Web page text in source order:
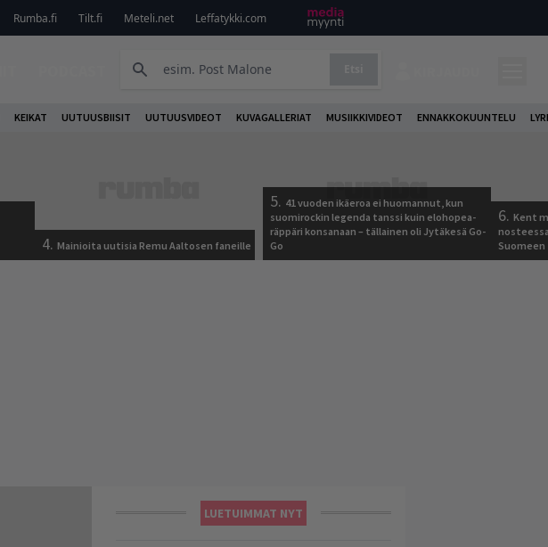
Rumba.fi Tilt.fi Meteli.net Leffatykki.com
KEIKAT UUTUUSBIISIT UUTUUSVIDEOT KUVAGALLERIAT MUSIIKKIVIDEOT ENNAKKOKUUNTELU
4. Mainioita uutisia Remu Aaltosen faneille
5. 41 vuoden ikäeroa ei huomannut, kun
suomirockin legenda tanssi kuin elohopea-
räppäri konsanaan – tällainen oli Jytäkesä Go-
Go
6. Kent
Suomeen
LUETUIMMAT NYT